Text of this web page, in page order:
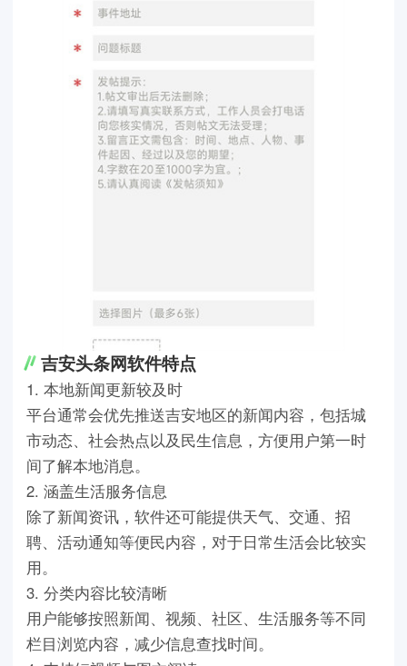
吉安头条网软件特点
1. 本地新闻更新较及时
平台通常会优先推送吉安地区的新闻内容，包括城
市动态、社会热点以及民生信息，方便用户第一时
间了解本地消息。
2. 涵盖生活服务信息
除了新闻资讯，软件还可能提供天气、交通、招
聘、活动通知等便民内容，对于日常生活会比较实
用。
3. 分类内容比较清晰
用户能够按照新闻、视频、社区、生活服务等不同
栏目浏览内容，减少信息查找时间。